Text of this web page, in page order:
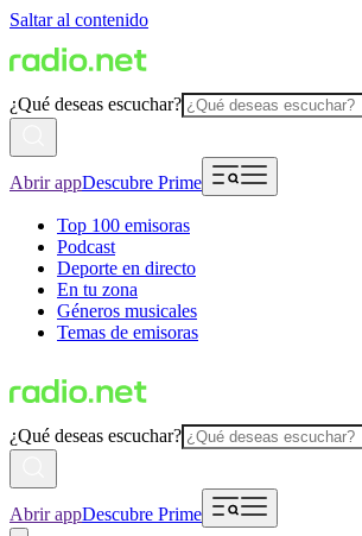
Saltar al contenido
¿Qué deseas escuchar?
Abrir appDescubre Prime
Top 100 emisoras
Podcast
Deporte en directo
En tu zona
Géneros musicales
Temas de emisoras
¿Qué deseas escuchar?
Abrir appDescubre Prime